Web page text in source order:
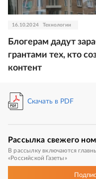
16.10.2024 Технологии
Блогерам дадут
грантами тех, кто
контент
Скачать в PDF
Рассылка свежего
В рассылку включаются
«Российской Газеты»